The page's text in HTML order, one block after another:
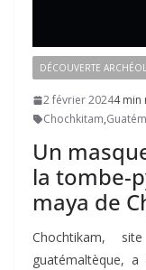
DÉCOUVERTE
2 février 20244 min
Chochkitam,
Un
la tombe-
maya de
Chochtikam,
guatémaltèque,